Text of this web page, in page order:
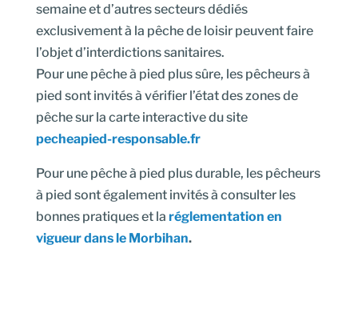
semaine et d’autres secteurs dédiés
exclusivement à la pêche de loisir peuvent faire
l’objet d’interdictions sanitaires.
Pour une pêche à pied plus sûre, les pêcheurs à
pied sont invités à vérifier l’état des zones de
pêche sur la carte interactive du site
pecheapied-responsable.fr
Pour une pêche à pied plus durable, les pêcheurs
à pied sont également invités à consulter les
bonnes pratiques et la réglementation en
vigueur dans le Morbihan.